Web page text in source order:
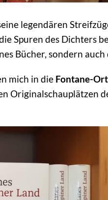
legendären
Spuren des Dichters
Bücher, sondern
mich in die Fontane-
Originalschauplätzen